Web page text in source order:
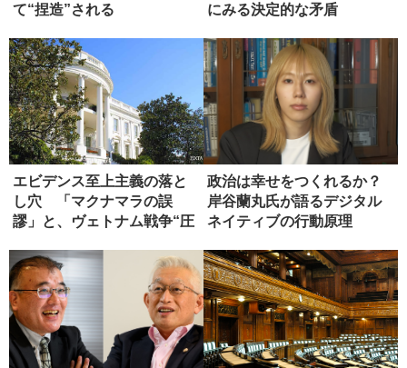
て“捏造”される
にみる決定的な矛盾
エビデンス至上主義の落と
し穴 「マクナマラの誤
謬」と、ヴェトナム戦争“圧
政治は幸せをつくれるか？
岸谷蘭丸氏が語るデジタル
ネイティブの行動原理